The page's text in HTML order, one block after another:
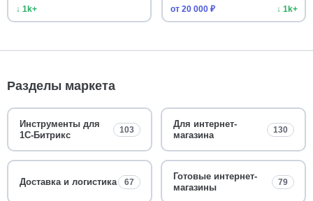
↓ 1k+
от 20 000 ₽ ↓ 1k+
Разделы маркета
Инструменты для
1С-Битрикс
103
Для интернет-
магазина
130
Доставка и логистика 67
Готовые интернет-
магазины
79